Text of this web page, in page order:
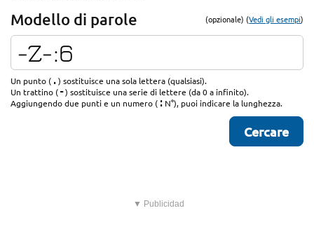
Modello di parole (opzionale) (Vedi gli esempi)
Un punto (.) sostituisce una sola lettera (qualsiasi).
Un trattino (-) sostituisce una serie di lettere (da 0 a infinito).
Aggiungendo due punti e un numero (: N°), puoi indicare la lunghezza.
▼ Publicidad